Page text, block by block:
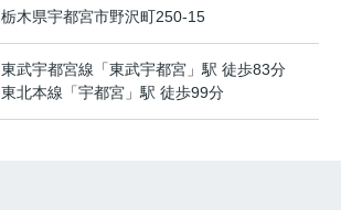
栃木県宇都宮市野沢町250-15
東武宇都宮線 「東武宇都宮 」駅 徒歩83分
東北本線 「宇都宮 」駅 徒歩99分